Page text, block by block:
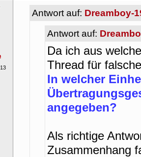
Antwort auf: Dreamboy-
Antwort auf:
Da ich aus
Thread für
In welcher
angegeben?
Als richtige
Zusammenhang